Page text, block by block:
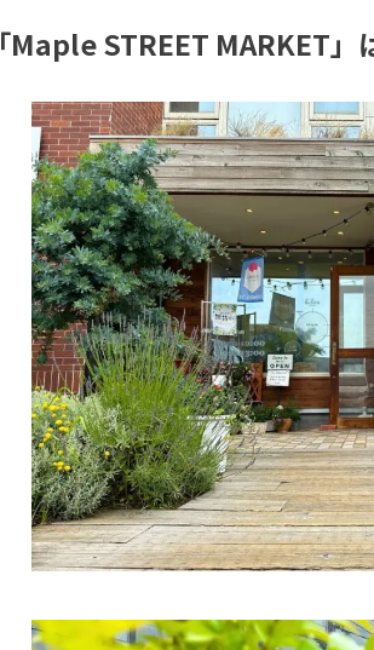
「Maple STREET MARKET